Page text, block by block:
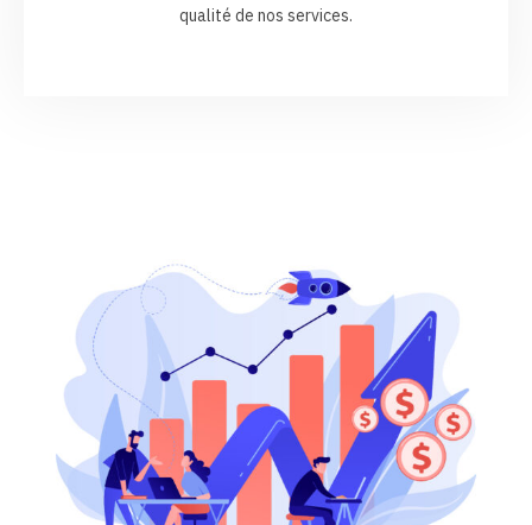
qualité de nos services.